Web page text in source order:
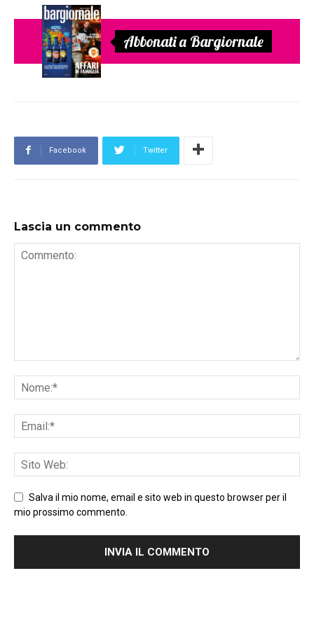
Abbonati a Bargiornale
Facebook Twitter
Lascia un commento
Salva il mio nome, email e sito web in questo browser per il
mio prossimo commento.